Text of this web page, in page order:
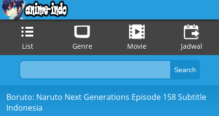
List Genre Movie Jadwal
Boruto: Naruto Next Generations Episode 158 Subtitle
Indonesia